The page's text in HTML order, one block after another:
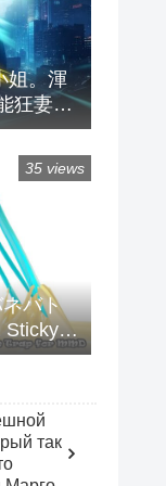
姐。渾
狂妻
バト
Sticky
35 views
так